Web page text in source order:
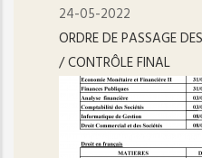
24-05-2022
ORDRE DE PASSAGE
/ CONTRÔLE FINAL